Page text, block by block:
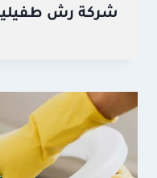
شركة رش